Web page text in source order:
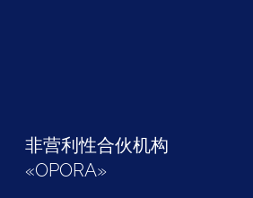
非营利性合伙机构
«OPORA»